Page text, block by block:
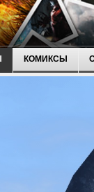
КОМИКСЫ